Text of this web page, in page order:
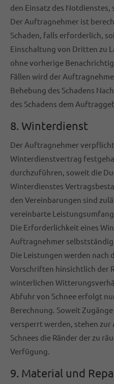
den Einsatz des
Der Auftragnehmer ist
Schaden, falls erforderlich,
Einschaltung von Dritten zu
ohne vorherige
Fällen wird der
Behebung des Schadens
des Schadens dem
8. Winterdienst
Der Auftragnehmer
Winterdienstvertrag
durchzuführen, soweit die
Winterdienstes
den Vereinbarungen sind
vereinbarte
Die Erforderlichkeit eines
Auftragnehmer
Die Leistungen werden nach
Vorschriften hinsichtlich der
winterlichen
Abfuhr von Schnee erfolgt
Berechnung. Soweit
versperrt werden, stehen
Schnees die Ränder der zu
Verfügung.
9. Material und